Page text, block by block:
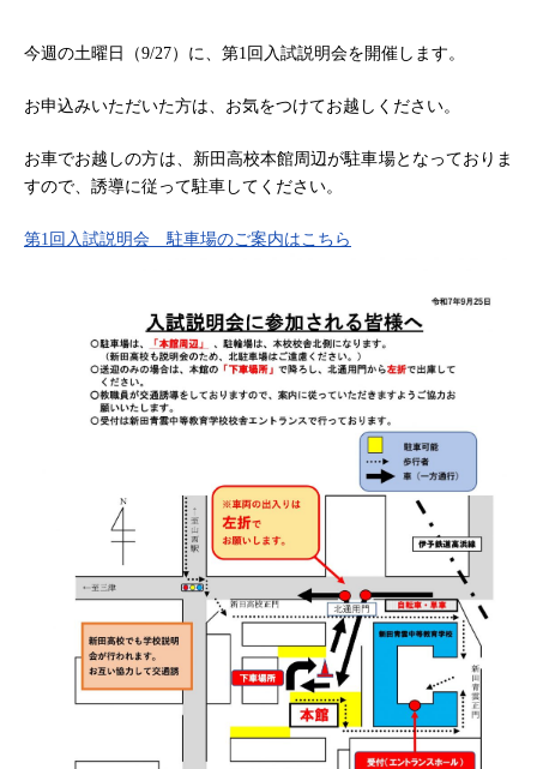
今週の土曜日（9/27）に、第1回入試説明会を開催します。
お申込みいただいた方は、お気をつけてお越しください。
お車でお越しの方は、新田高校本館周辺が駐車場となっておりま
すので、誘導に従って駐車してください。
第1回入試説明会 駐車場のご案内はこちら